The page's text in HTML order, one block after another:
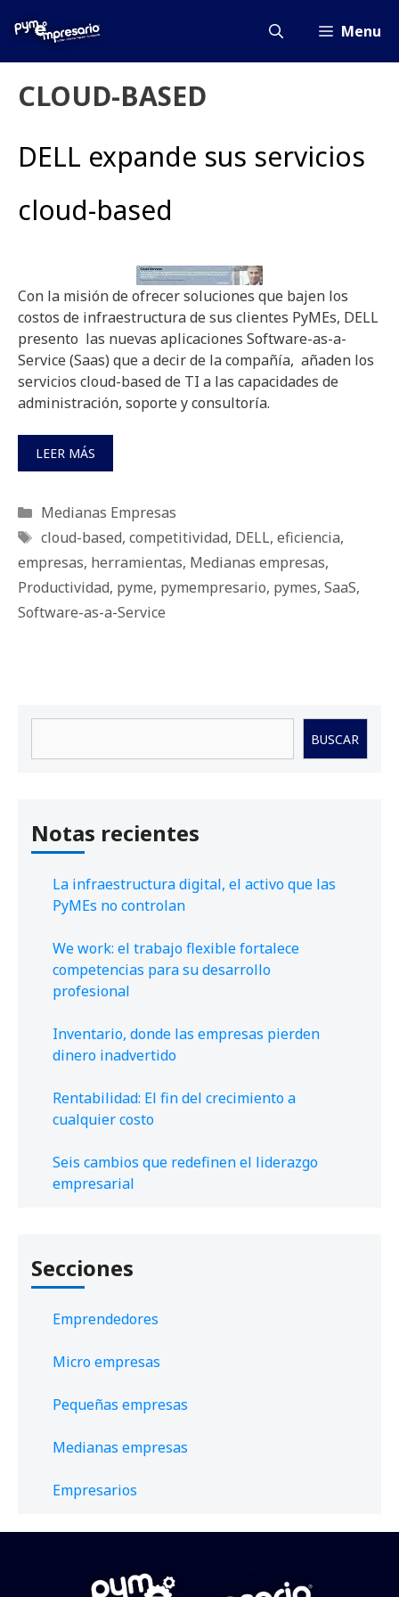
Menu
CLOUD-BASED
DELL expande sus servicios
cloud-based
Con la misión de ofrecer soluciones que bajen los
costos de infraestructura de sus clientes PyMEs, DELL
presento las nuevas aplicaciones Software-as-a-
Service (Saas) que a decir de la compañía, añaden los
servicios cloud-based de TI a las capacidades de
administración, soporte y consultoría.
LEER MÁS
Categorías
Medianas Empresas
Etiquetas
cloud-based, competitividad, DELL, eficiencia,
empresas, herramientas, Medianas empresas,
Productividad, pyme, pymempresario, pymes, SaaS,
Software-as-a-Service
BUSCAR
Notas recientes
La infraestructura digital, el activo que las
PyMEs no controlan
We work: el trabajo flexible fortalece
competencias para su desarrollo
profesional
Inventario, donde las empresas pierden
dinero inadvertido
Rentabilidad: El fin del crecimiento a
cualquier costo
Seis cambios que redefinen el liderazgo
empresarial
Secciones
Emprendedores
Micro empresas
Pequeñas empresas
Medianas empresas
Empresarios